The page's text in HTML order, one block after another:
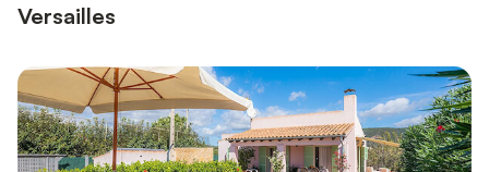
Versailles